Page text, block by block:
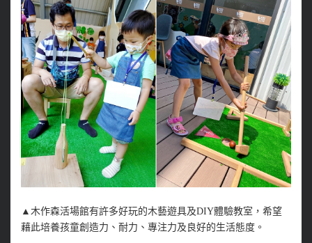
▲木作森活場館有許多好玩的木藝遊具及DIY體驗教室， 希望
藉此培養孩童創造力、耐力、專注力及良好的生活態度。